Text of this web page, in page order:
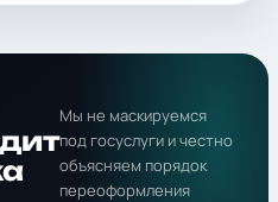
Мы не маскируемся
под госуслуги и честно
объясняем порядок
переоформления